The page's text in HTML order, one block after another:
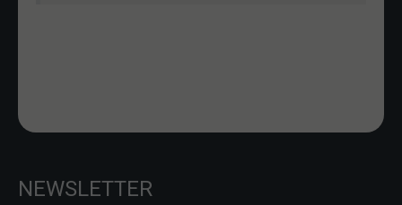
NEWSLETTER